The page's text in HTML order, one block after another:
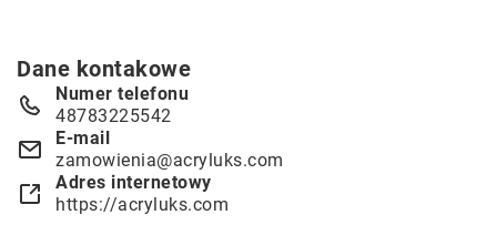
Dane kontakowe
Numer telefonu
48783225542
E-mail
zamowienia@acryluks.com
Adres internetowy
https://acryluks.com